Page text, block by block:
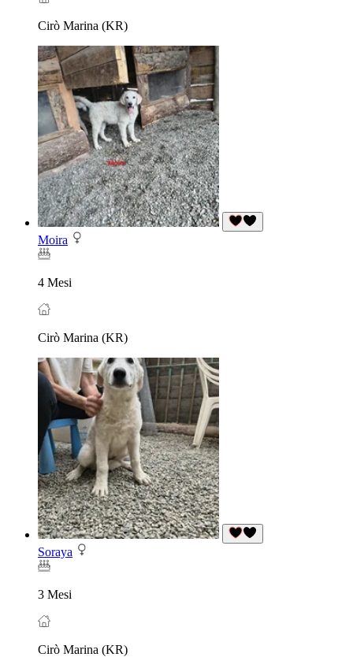
Cirò Marina (KR)
Moira
4 Mesi
Cirò Marina (KR)
Soraya
3 Mesi
Cirò Marina (KR)